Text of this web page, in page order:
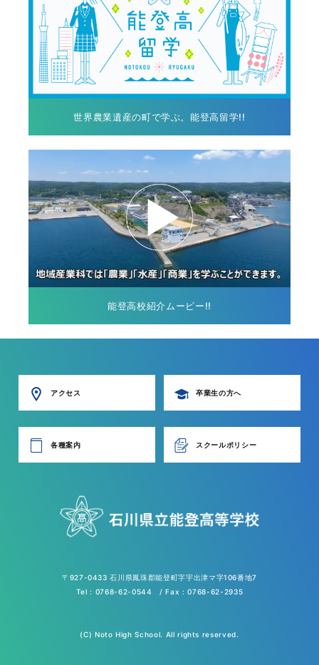
世界農業遺産の町で学ぶ。能登高留学!!
能登高校紹介ムービー!!
アクセス 卒業生の方へ
各種案内 スクールポリシー
〒927-0433 石川県鳳珠郡能登町字宇出津マ字106番地7
Tel : 0768-62-0544 / Fax : 0768-62-2935
(C) Noto High School. All rights reserved.